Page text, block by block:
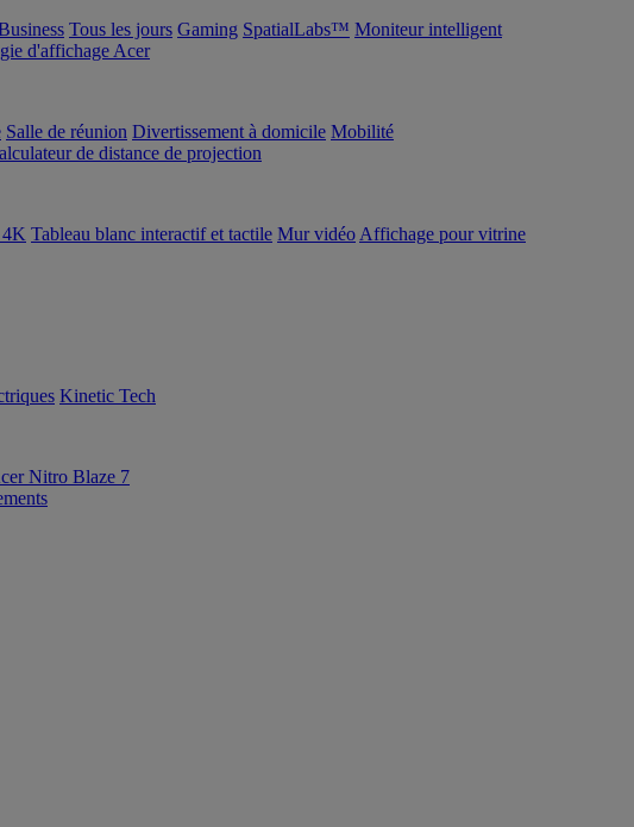
Tous les jours Gaming SpatialLabs™ Moniteur intelligent
d'affichage Acer
Salle de réunion Divertissement à domicile Mobilité
de distance de projection
4K Tableau blanc interactif et tactile Mur vidéo Affichage pour vitrine
Kinetic Tech
Nitro Blaze 7